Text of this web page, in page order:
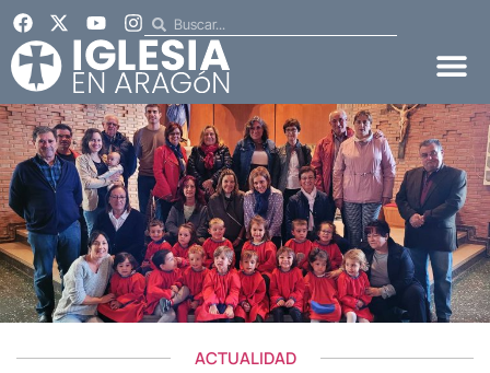
ACTUALIDAD